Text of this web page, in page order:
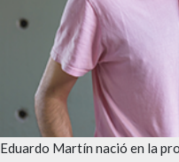
Eduardo Martín nació en la